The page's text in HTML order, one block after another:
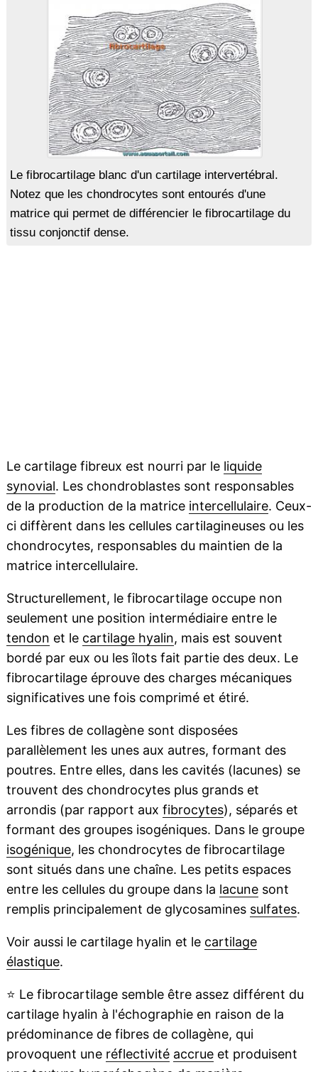
Le fibrocartilage blanc d'un cartilage intervertébral.
Notez que les chondrocytes sont entourés d'une
matrice qui permet de différencier le fibrocartilage du
tissu conjonctif dense.
Le cartilage fibreux est nourri par le liquide
synovial. Les chondroblastes sont responsables
de la production de la matrice intercellulaire. Ceux-
ci diffèrent dans les cellules cartilagineuses ou les
chondrocytes, responsables du maintien de la
matrice intercellulaire.
Structurellement, le fibrocartilage occupe non
seulement une position intermédiaire entre le
tendon et le cartilage hyalin, mais est souvent
bordé par eux ou les îlots fait partie des deux. Le
fibrocartilage éprouve des charges mécaniques
significatives une fois comprimé et étiré.
Les fibres de collagène sont disposées
parallèlement les unes aux autres, formant des
poutres. Entre elles, dans les cavités (lacunes) se
trouvent des chondrocytes plus grands et
arrondis (par rapport aux fibrocytes), séparés et
formant des groupes isogéniques. Dans le groupe
isogénique, les chondrocytes de fibrocartilage
sont situés dans une chaîne. Les petits espaces
entre les cellules du groupe dans la lacunesont
remplis principalement de glycosamines sulfates.
Voir aussi le cartilage hyalin et le cartilage
élastique.
⭐ Le fibrocartilage semble être assez différent du
cartilage hyalin à l'échographie en raison de la
prédominance de fibres de collagène, qui
provoquent une réflectivité accrueet produisent